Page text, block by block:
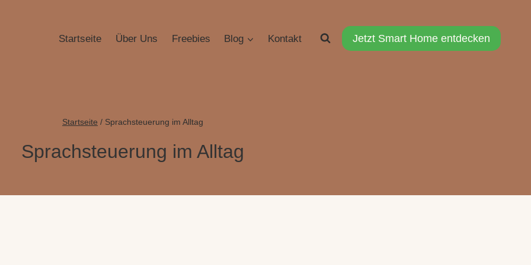
Startseite Über Uns Freebies Blog Kontakt Jetzt Smart Home entdecken
Startseite / Sprachsteuerung im Alltag
Sprachsteuerung im Alltag